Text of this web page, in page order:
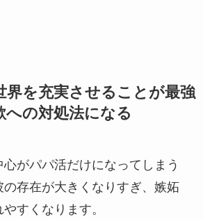
界を充実させることが最強
への対処法になる
がパパ活だけになってしまう
の存在が大きくなりすぎ、嫉妬
すくなります。